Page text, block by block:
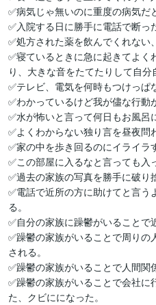
✅病気じゃ無いのに重度の病気
✅入院する日に勝手に電話で断っ
✅処方された薬を飲んでくれない
✅寝ているときに急に起きてよ
り、大きな音をたてたりして自分
✅テレビ、電気を何時もつけっぱ
✅わかっているけど我が儘な行動
✅水が怖いと言って何日もお風呂
✅よくわからない独り言を昼夜問
✅家の中を歩き回るのにイライラ
✅この部屋に入るなと言っても入
✅過去の家族の写真を勝手に破り
✅電話で近所の方に助けてと言
る。
✅自分の家族に躁鬱がいることで
✅躁鬱の家族がいることで周り
される。
✅躁鬱の家族がいることで人間関
✅躁鬱の家族がいることで会社
た、クビにになった。